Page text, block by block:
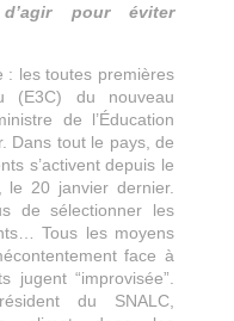
pour éviter
: les toutes premières
(E3C) du nouveau
de l’Éducation
Dans tout le pays, de
s’activent depuis le
le 20 janvier dernier.
de sélectionner les
Tous les moyens
face à
jugent “improvisée”.
du SNALC,